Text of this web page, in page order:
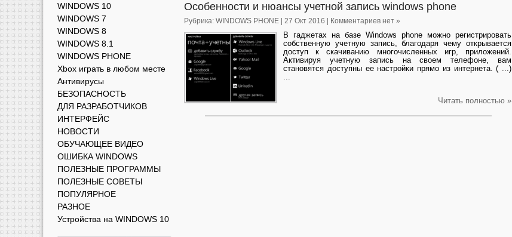
Особенности и нюансы учетной запись windows phone
Рубрика: WINDOWS PHONE | 27 Окт 2016 | Комментариев нет »
В гаджетах на базе Windows phone можно регистрировать
собственную учетную запись, благодаря чему открывается
доступ к скачиванию многочисленных игр, приложений.
Активируя учетную запись на своем телефоне, вам
становятся доступны ее настройки прямо из интернета. ( ...)
...
Читать полностью »
WINDOWS 10
WINDOWS 7
WINDOWS 8
WINDOWS 8.1
WINDOWS PHONE
Xbox играть в любом месте
Антивирусы
БЕЗОПАСНОСТЬ
ДЛЯ РАЗРАБОТЧИКОВ
ИНТЕРФЕЙС
НОВОСТИ
ОБУЧАЮЩЕЕ ВИДЕО
ОШИБКА WINDOWS
ПОЛЕЗНЫЕ ПРОГРАММЫ
ПОЛЕЗНЫЕ СОВЕТЫ
ПОПУЛЯРНОЕ
РАЗНОЕ
Устройства на WINDOWS 10